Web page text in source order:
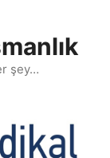
şey…